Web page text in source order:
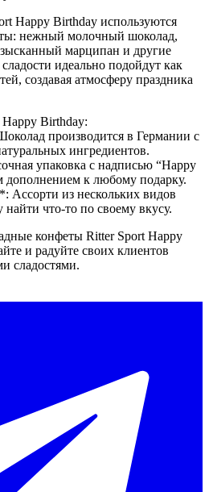
Happy Birthday используются
нежный молочный шоколад,
марципан и другие
идеально подойдут как
создавая атмосферу праздника
Birthday:
производится в Германии с
ингредиентов.
упаковка с надписью “Happy
дополнением к любому подарку.
Ассорти из нескольких видов
что-то по своему вкусу.
конфеты Ritter Sport Happy
и радуйте своих клиентов
сладостями.